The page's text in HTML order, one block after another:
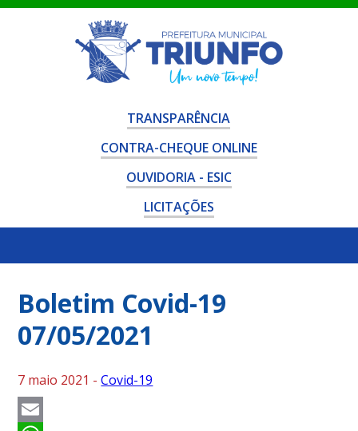
TRANSPARÊNCIA
CONTRA-CHEQUE ONLINE
OUVIDORIA - ESIC
LICITAÇÕES
Boletim Covid-19
07/05/2021
7 maio 2021 -Covid-19